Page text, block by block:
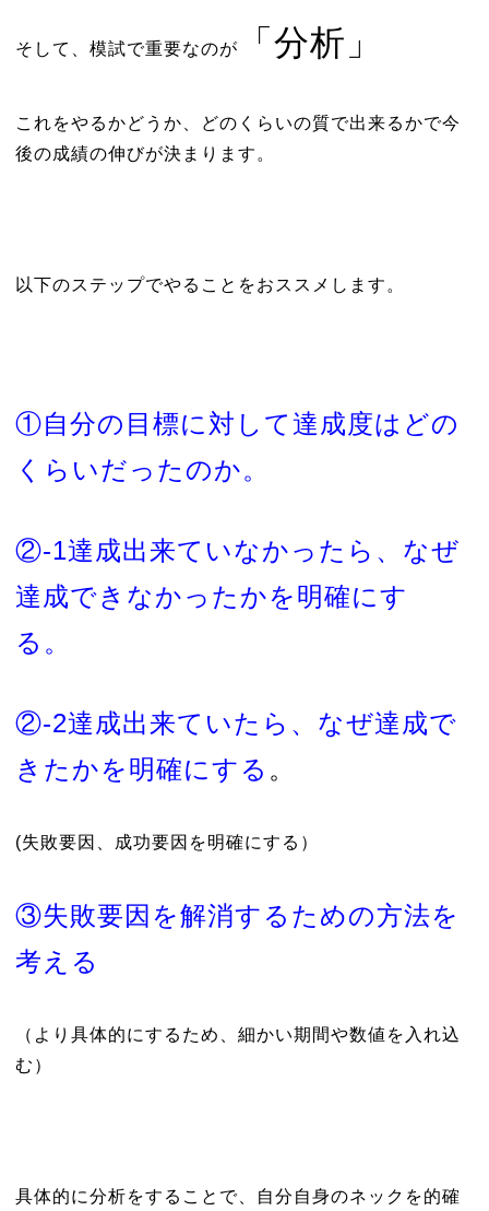
そして、模試で重要なのが 「分析」
これをやるかどうか、どのくらいの質で出来るかで今
後の成績の伸びが決まります。
以下のステップでやることをおススメします。
①自分の目標に対して達成度はどの
くらいだったのか。
②-1達成出来ていなかったら、なぜ
達成できなかったかを明確にす
る。
②-2達成出来ていたら、なぜ達成で
きたかを明確にする 。
(失敗要因、成功要因を明確にする）
③失敗要因を解消するための方法を
考える
（より具体的にするため、細かい期間や数値を入れ込
む）
具体的に分析をすることで、自分自身のネックを的確